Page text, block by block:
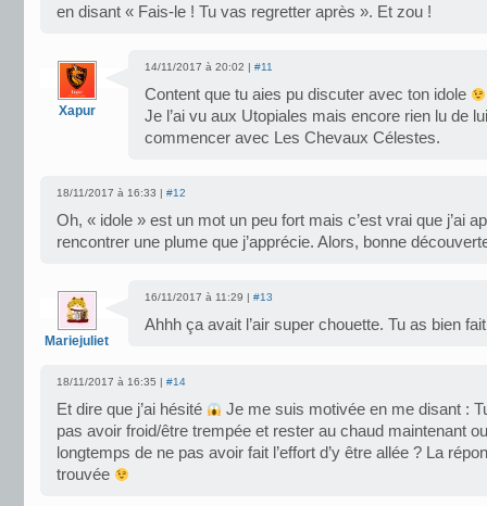
en disant « Fais-le ! Tu vas regretter après ». Et zou !
Xapur
14/11/2017 à 20:02 | #11
Content que tu aies pu discuter avec ton idole
Je l’ai vu aux Utopiales mais encore rien lu de
commencer avec Les Chevaux Célestes.
18/11/2017 à 16:33 | #12
Oh, « idole » est un mot un peu fort mais c’est vrai que j’ai
rencontrer une plume que j’apprécie. Alors, bonne
Mariejuliet
16/11/2017 à 11:29 | #13
Ahhh ça avait l’air super chouette. Tu as bien
18/11/2017 à 16:35 | #14
Et dire que j’ai hésité
Je me suis motivée en me disant :
pas avoir froid/être trempée et rester au chaud maintenant
longtemps de ne pas avoir fait l’effort d’y être allée ? La
trouvée